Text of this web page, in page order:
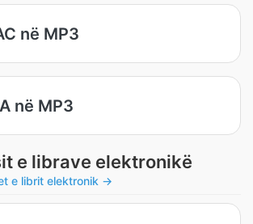
në MP3
në MP3
e librave elektronikë
e librit elektronik →